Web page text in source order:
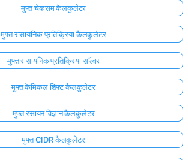
मुफ्त चेकसम कैलकुलेटर
मुफ्त रासायनिक प्रतिक्रिया कैलकुलेटर
मुफ्त रासायनिक प्रतिक्रिया सॉल्वर
मुफ्त केमिकल शिफ्ट कैलकुलेटर
मुफ्त रसायन विज्ञान कैलकुलेटर
मुफ्त CIDR कैलकुलेटर